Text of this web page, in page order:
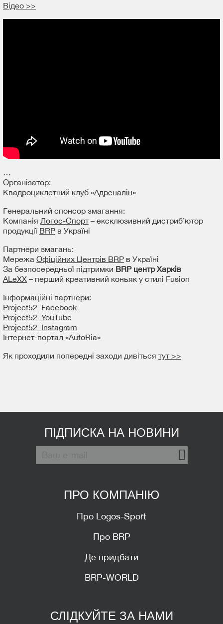
Відео >>
Організатор:
Квадроциклетний клуб «Адреналін»
Генеральний спонсор змагання:
Компанія Логос-Спорт– ексклюзивний дистриб’ютор
продукції BRP в Україні
Партнери змагань:
Мережа Офіційних Центрів BRP в Україні
За безпосередньої підтримки BRP центр Харків
ALeXX – перший креативний коньяк у стилі Fusion
Інформаційні партнери:
Рroject52_Facebook
Project52_YouTube
Project52_Instagram
Інтернет-портал «AutoRia»
Як проходили попередні заходи дивіться тут >>
ПІДПИСКА НА НОВИНИ
ПРО КОМПАНІЮ
Про Logos-Sport
Про BRP
Де придбати
BRP-WORLD
СЛІДКУЙТЕ ЗА НАМИ